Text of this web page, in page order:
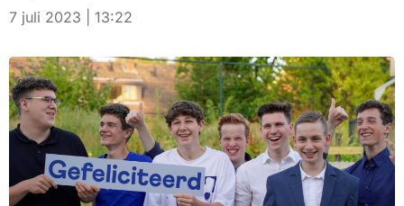
7 juli 2023 | 13:22